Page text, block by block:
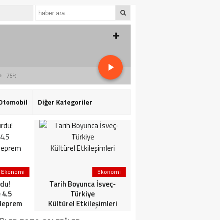
75%
Diğer Kategoriler
Ekonomi
4.5
Ekonomi
Tarih Boyunca İsveç-
Türkiye
Kültürel Etkileşimleri